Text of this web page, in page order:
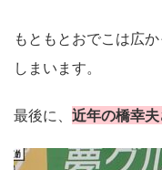
もともとおでこは広
しまいます。
最後に、 近年の橋幸